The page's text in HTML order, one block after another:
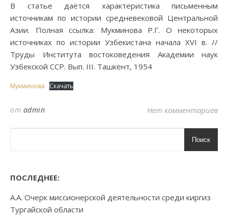
В статье даётся характеристика письменным
источникам по истории средневековой Центральной
Азии. Полная ссылка: Мукминова Р.Г. О некоторых
источниках по истории Узбекистана начала XVI в. //
Труды Института востоковедения Академии наук
Узбекской ССР. Вып. III. Ташкент, 1954
Мукминова Скачать
от admin Нет комментариев
Поиск
ПОСЛЕДНЕЕ:
А.А. Очерк миссионерской деятельности среди киргиз
Тургайской области